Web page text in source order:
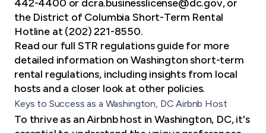
442-4400 or dcra.businesslicense@dc.gov, or
the District of Columbia Short-Term Rental
Hotline at (202) 221-8550.
Read our full STR regulations guidefor more
detailed information on Washington short-term
rental regulations, including insights from local
hosts and a closer look at other policies.
Keys to Success as a Washington, DC Airbnb Host
To thrive as an Airbnb host in Washington, DC, it's